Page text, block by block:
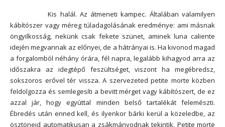
Kis halál. Az átmeneti kampec. Általában valamilyen
kábítószer vagy méreg túladagolásának eredménye: ami másnak
öngyilkosság, nekünk csak fekete szünet, aminek luna caliente
idején megvannak az előnyei, de a hátrányai is. Ha kivonod magad
a forgalomból néhány órára, fél napra, legalább kihagyod arra az
időszakra az idegtépő feszültséget, viszont ha megébredsz,
sokszoros erővel tér vissza. A szervezeted petite morte közben
feldolgozza és semlegesíti a bevitt mérget vagy kábítószert, de ez
azzal jár, hogy egyúttal minden belső tartalékát felemészti.
Ébredés után enned kell, és ilyenkor bárki kerül a közeledbe, az
ösztöneid automatikusan a zsákmányodnak tekintik. Petite morte